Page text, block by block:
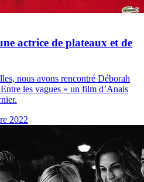
actrice de plateaux et de
nous avons rencontré Déborah
les vagues » un film d’Anais
2022